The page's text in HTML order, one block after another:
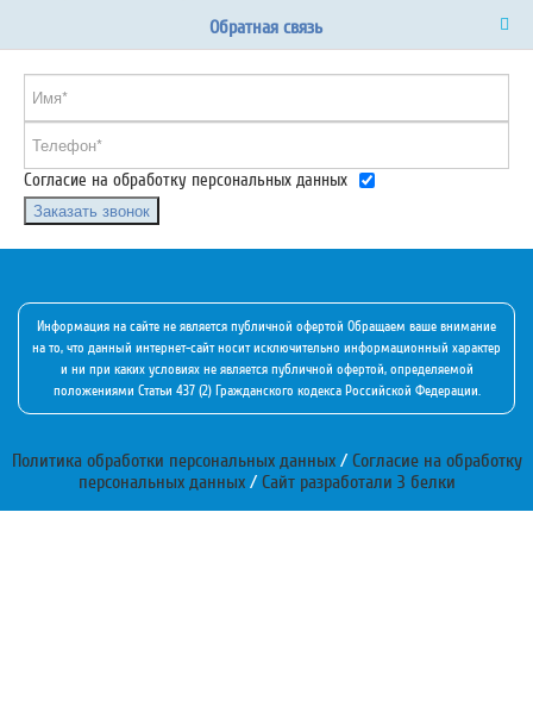
Обратная связь
Согласие на обработку персональных данных
Заказать звонок
Информация на сайте не является публичной офертой Обращаем ваше внимание
на то, что данный интернет-сайт носит исключительно информационный характер
и ни при каких условиях не является публичной офертой, определяемой
положениями Статьи 437 (2) Гражданского кодекса Российской Федерации.
Политика обработки персональных данных/ Согласие на обработку
персональных данных/ Сайт разработали 3 белки